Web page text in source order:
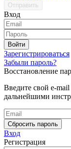
Отправить
Вход
Войти
Зарегистрироваться
Забыли пароль?
Восстановление
Введите свой e-
дальнейшими
Сбросить пароль
Вход
Регистрация